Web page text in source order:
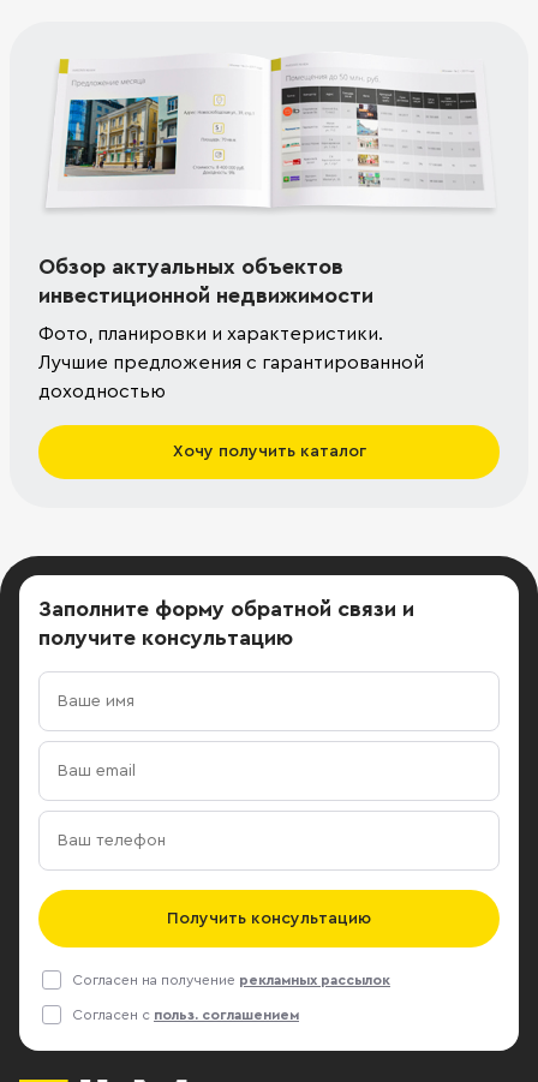
Обзор актуальных объектов
инвестиционной недвижимости
Фото, планировки и характеристики.
Лучшие предложения с гарантированной
доходностью
Хочу получить каталог
Заполните форму обратной связи и
получите консультацию
Получить консультацию
Согласен на получение рекламных рассылок
Согласен с польз. соглашением